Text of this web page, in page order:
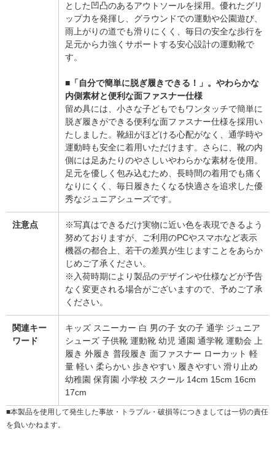
とした凹凸のあるアウトソールを採用。優れたグリ
ップ力を発揮し、グラウンドでの運動や公園遊び、
雨上がりの道でも滑りにくく、毎日の安全な歩行を
足元から力強くサポートする安心設計の運動靴で
す。
■「自分で簡単に脱ぎ履きできる！」。やわらかな
内側素材と便利な面ファスナー仕様
留め具には、小さな子どもでもワンタッチで簡単に
脱ぎ履きができる便利な面ファスナー仕様を採用い
たしました。靴紐がほどける心配がなく、通学時や
運動時も安全に着用いただけます。さらに、靴の内
側には足あたりのやさしいやわらかな素材を使用。
足元を優しく包み込むため、長時間の着用でも痛く
なりにくく、毎日履きたくなる快適さを追求した優
秀なジュニアシューズです。
注意点
※写真はできるだけ実物に近い色を表現できるよう
努めておりますが、ご利用のPCやスマホなど表示
機器の都合上、若干の差異が生じますことをあらか
じめご了承ください。
※入荷時期により製品のデザインや仕様などが予告
なく変更される場合がございますので、予めご了承
ください。
関連キー
ワード
キッズ スニーカー 白 男の子 女の子 通学 ジュニア
シューズ 子供靴 運動靴 幼児 通園 通学靴 運動会 上
履き 外履き 普段履き 面ファスナー ローカット 軽
量 軽い 柔らかい 歩きやすい 履きやすい 滑り止め
幼稚園 保育園 小学校 スクール 14cm 15cm 16cm
17cm
■本製品を使用して発生した事故・トラブル・破損等につきましては一切の責任
を負いかねます。